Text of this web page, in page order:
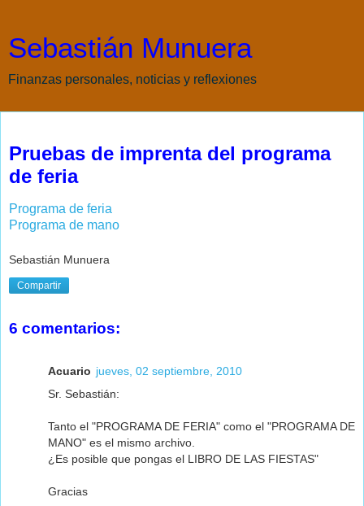
Sebastián Munuera
Finanzas personales, noticias y reflexiones
Pruebas de imprenta del programa
de feria
Programa de feria
Programa de mano
Sebastián Munuera
Compartir
6 comentarios:
Acuario jueves, 02 septiembre, 2010
Sr. Sebastián:
Tanto el "PROGRAMA DE FERIA" como el "PROGRAMA DE
MANO" es el mismo archivo.
¿Es posible que pongas el LIBRO DE LAS FIESTAS"
Gracias